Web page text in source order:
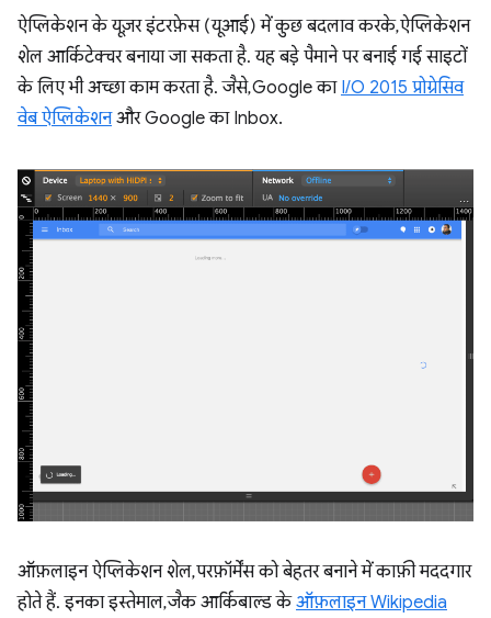
ऐप्लिकेशन के यूज़र इंटरफ़ेस (यूआई) में कुछ बदलाव करके, ऐप्लिकेशन
शेल आर्किटेक्चर बनाया जा सकता है. यह बड़े पैमाने पर बनाई गई साइटों
के लिए भी अच्छा काम करता है. जैसे, Google का I/O 2015 प्रोग्रेसिव
वेब ऐप्लिकेशनऔर Google का Inbox.
ऑफ़लाइन ऐप्लिकेशन शेल, परफ़ॉर्मेंस को बेहतर बनाने में काफ़ी मददगार
होते हैं. इनका इस्तेमाल, जैक आर्किबाल्ड केऑफ़लाइन Wikipedia